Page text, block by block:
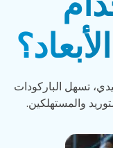
تسهل الباركودات
والمستهلكين.